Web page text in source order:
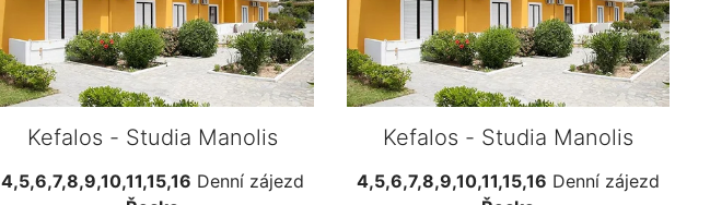
Kefalos - Studia Manolis
4,5,6,7,8,9,10,11,15,16 Denní zájezd
Kefalos - Studia Manolis
4,5,6,7,8,9,10,11,15,16 Denní zájezd